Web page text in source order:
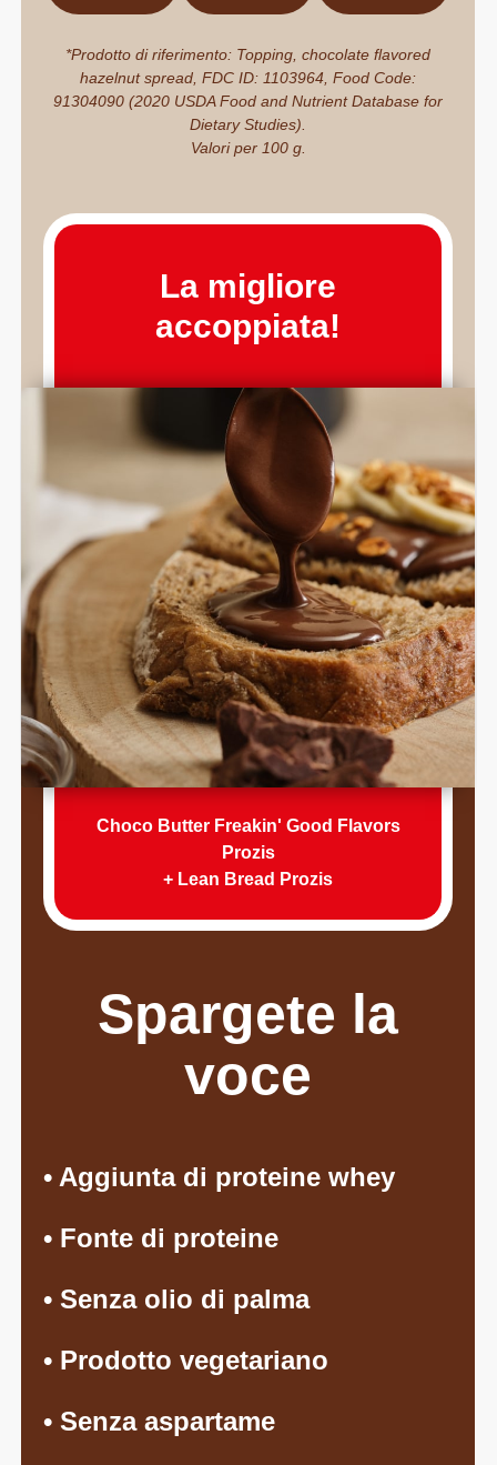
*Prodotto di riferimento: Topping, chocolate flavored
hazelnut spread, FDC ID: 1103964, Food Code:
91304090 (2020 USDA Food and Nutrient Database for
Dietary Studies).
Valori per 100 g.
La migliore
accoppiata!
Choco Butter Freakin' Good Flavors
Prozis
+ Lean Bread Prozis
Spargete la
voce
• Aggiunta di proteine whey
• Fonte di proteine
• Senza olio di palma
• Prodotto vegetariano
• Senza aspartame